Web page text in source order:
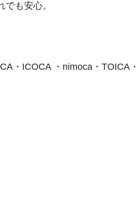
も安心。
・ICOCA ・nimoca・TOICA・